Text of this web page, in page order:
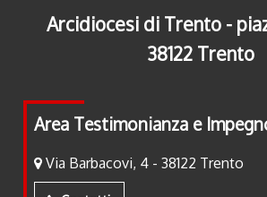
Arcidiocesi di Trento -
38122 Trento
Area Testimonianza e
Via Barbacovi, 4 - 38122 Trento